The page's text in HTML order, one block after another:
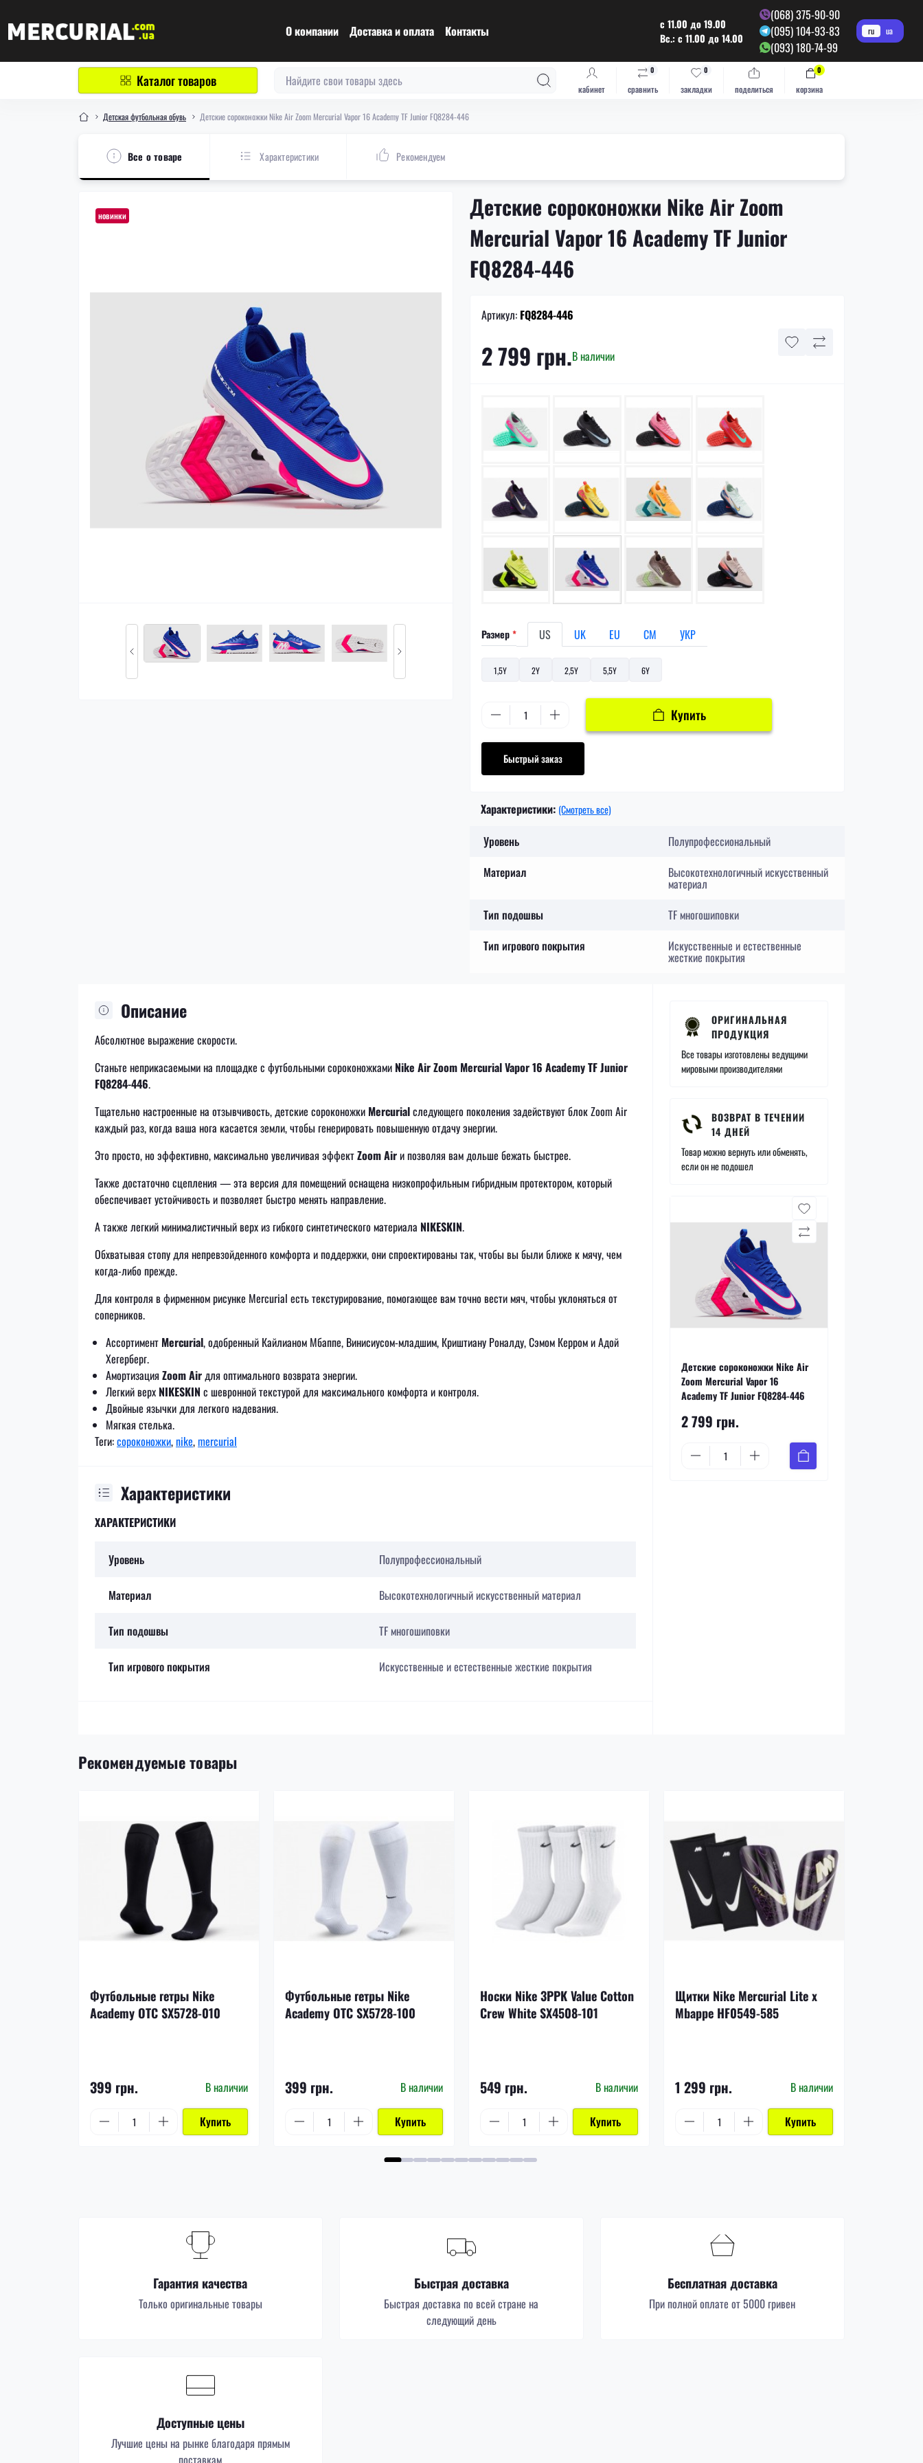
О компании Доставка и оплата Контакты
с 11.00 до 19.00
Вс.: с 11.00 до 14.00
(068) 375-90-90
(095) 104-93-83
(093) 180-74-99
ru ua
Каталог товаров кабинет сравнить
0
закладки
0
поделиться корзина
0
Детская футбольная обувь Детские сороконожки Nike Air Zoom Mercurial Vapor 16 Academy TF Junior FQ8284-446
Все о товаре Характеристики Рекомендуем
новинки
Детские сороконожки Nike Air Zoom
Mercurial Vapor 16 Academy TF Junior
FQ8284-446
Артикул: FQ8284-446
2 799 грн.В наличии
Размер* US UK EU СМ УКР
1,5Y 2Y 2,5Y 5,5Y 6Y
Купить
Быстрый заказ
Характеристики: (Смотреть все)
Уровень
Полупрофессиональный
Материал
Высокотехнологичный искусственный
материал
Тип подошвы
TF многошиповки
Тип игрового покрытия
Искусственные и естественные
жесткие покрытия
Описание
Абсолютное выражение скорости.
Станьте неприкасаемыми на площадке с футбольными сороконожками Nike Air Zoom Mercurial Vapor 16 Academy TF Junior
FQ8284-446.
Тщательно настроенные на отзывчивость, детские сороконожки Mercurialследующего поколения задействуют блок Zoom Air
каждый раз, когда ваша нога касается земли, чтобы генерировать повышенную отдачу энергии.
Это просто, но эффективно, максимально увеличивая эффектZoom Airи позволяя вам дольше бежать быстрее.
Также достаточно сцепления — эта версия для помещений оснащена низкопрофильным гибридным протектором, который
обеспечивает устойчивость и позволяет быстро менять направление.
А также легкий минималистичный верх из гибкого синтетического материала NIKESKIN.
Обхватывая стопу для непревзойденного комфорта и поддержки, они спроектированы так, чтобы вы были ближе к мячу, чем
когда-либо прежде.
Для контроля в фирменном рисунке Mercurial есть текстурирование, помогающее вам точно вести мяч, чтобы уклоняться от
соперников.
Ассортимент Mercurial, одобренный Кайлианом Мбаппе, Винисиусом-младшим, Криштиану Роналду, Сэмом Керром и Адой
Хегерберг.
Амортизация Zoom Airдля оптимального возврата энергии.
Легкий верх NIKESKIN с шевронной текстурой для максимального комфорта и контроля.
Двойные язычки для легкого надевания.
Мягкая стелька.
Теги:сороконожки,nike,mercurial
Характеристики
ХАРАКТЕРИСТИКИ
Уровень Полупрофессиональный
Материал Высокотехнологичный искусственный материал
Тип подошвы TF многошиповки
Тип игрового покрытия Искусственные и естественные жесткие покрытия
ОРИГИНАЛЬНАЯ
ПРОДУКЦИЯ
Все товары изготовлены ведущими
мировыми производителями
ВОЗВРАТ В ТЕЧЕНИИ
14 ДНЕЙ
Товар можно вернуть или обменять,
если он не подошел
Детские сороконожки Nike Air
Zoom Mercurial Vapor 16
Academy TF Junior FQ8284-446
2 799 грн.
Рекомендуемые товары
Футбольные гетры Nike
Academy OTC SX5728-010
399 грн. В наличии
Купить
Футбольные гетры Nike
Academy OTC SX5728-100
399 грн. В наличии
Купить
Носки Nike 3PPK Value Cotton
Crew White SX4508-101
549 грн. В наличии
Купить
Щитки Nike Mercurial Lite x
Mbappe HF0549-585
1 299 грн. В наличии
Купить
Гарантия качества
Только оригинальные товары
Быстрая доставка
Быстрая доставка по всей стране на
следующий день
Бесплатная доставка
При полной оплате от 5000 гривен
Доступные цены
Лучшие цены на рынке благодаря прямым
поставкам